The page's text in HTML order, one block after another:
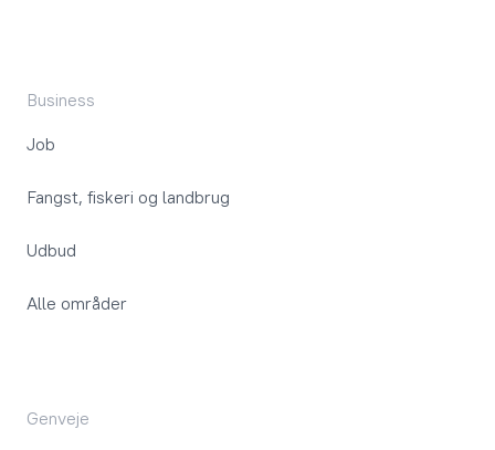
Business
Job
Fangst, fiskeri og landbrug
Udbud
Alle områder
Genveje